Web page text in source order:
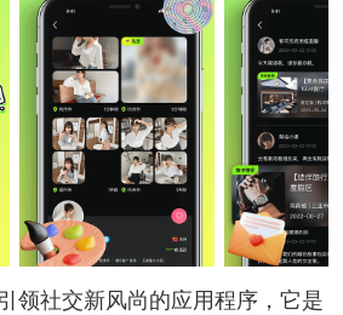
领社交新风尚的应用程序，它是